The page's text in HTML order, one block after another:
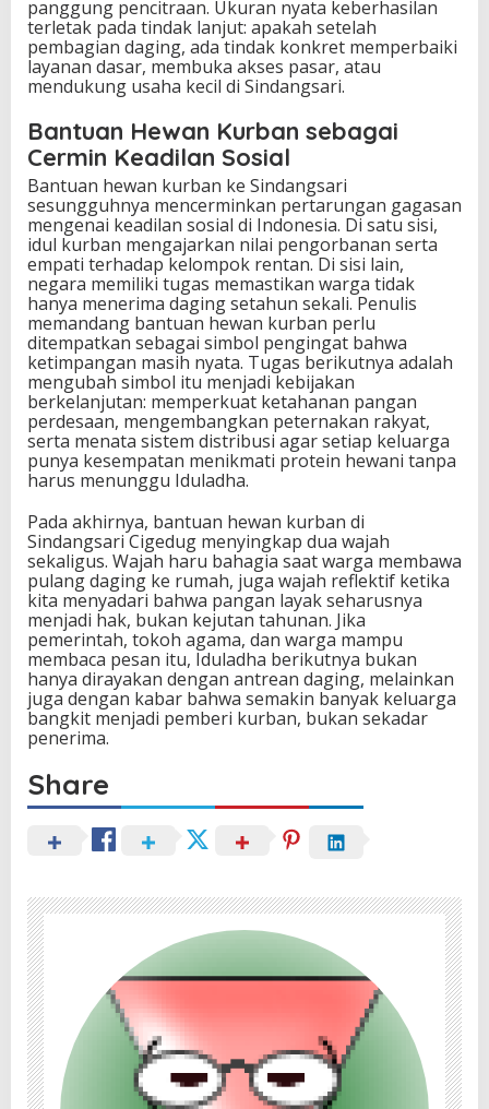
panggung pencitraan. Ukuran nyata keberhasilan
terletak pada tindak lanjut: apakah setelah
pembagian daging, ada tindak konkret memperbaiki
layanan dasar, membuka akses pasar, atau
mendukung usaha kecil di Sindangsari.
Bantuan Hewan Kurban sebagai
Cermin Keadilan Sosial
Bantuan hewan kurban ke Sindangsari
sesungguhnya mencerminkan pertarungan gagasan
mengenai keadilan sosial di Indonesia. Di satu sisi,
idul kurban mengajarkan nilai pengorbanan serta
empati terhadap kelompok rentan. Di sisi lain,
negara memiliki tugas memastikan warga tidak
hanya menerima daging setahun sekali. Penulis
memandang bantuan hewan kurban perlu
ditempatkan sebagai simbol pengingat bahwa
ketimpangan masih nyata. Tugas berikutnya adalah
mengubah simbol itu menjadi kebijakan
berkelanjutan: memperkuat ketahanan pangan
perdesaan, mengembangkan peternakan rakyat,
serta menata sistem distribusi agar setiap keluarga
punya kesempatan menikmati protein hewani tanpa
harus menunggu Iduladha.
Pada akhirnya, bantuan hewan kurban di
Sindangsari Cigedug menyingkap dua wajah
sekaligus. Wajah haru bahagia saat warga membawa
pulang daging ke rumah, juga wajah reflektif ketika
kita menyadari bahwa pangan layak seharusnya
menjadi hak, bukan kejutan tahunan. Jika
pemerintah, tokoh agama, dan warga mampu
membaca pesan itu, Iduladha berikutnya bukan
hanya dirayakan dengan antrean daging, melainkan
juga dengan kabar bahwa semakin banyak keluarga
bangkit menjadi pemberi kurban, bukan sekadar
penerima.
Share